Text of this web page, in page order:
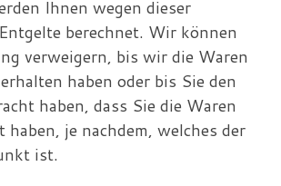
Ihnen wegen dieser
berechnet. Wir können
verweigern, bis wir die Waren
haben oder bis Sie den
haben, dass Sie die Waren
haben, je nachdem, welches der
ist.